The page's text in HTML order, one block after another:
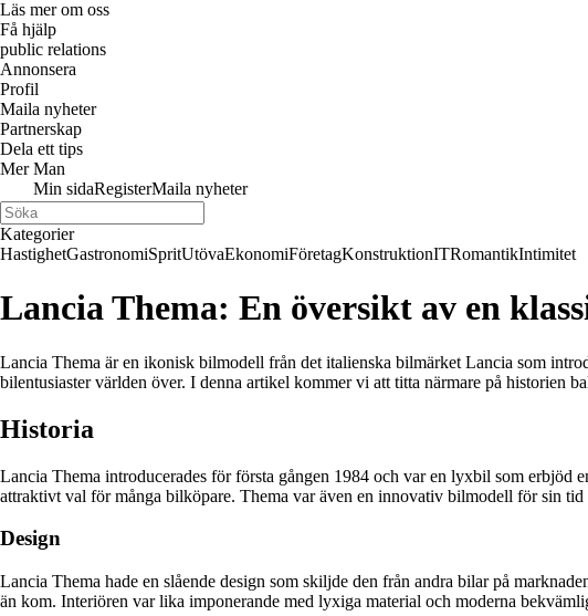
Läs mer om oss
Få hjälp
public relations
Annonsera
Profil
Maila nyheter
Partnerskap
Dela ett tips
Mer Man
Min sidaRegisterMaila nyheter
Kategorier
HastighetGastronomiSpritUtövaEkonomiFöretagKonstruktionITRomantikIntimitet
Lancia Thema: En översikt av en
Lancia Thema är en ikonisk bilmodell från det italienska bilmärket Lancia som
bilentusiaster världen över. I denna artikel kommer vi att titta närmare på historien
Historia
Lancia Thema introducerades för första gången 1984 och var en lyxbil som erbjöd
attraktivt val för många bilköpare. Thema var även en innovativ bilmodell för sin
Design
Lancia Thema hade en slående design som skiljde den från andra bilar på
än kom. Interiören var lika imponerande med lyxiga material och moderna